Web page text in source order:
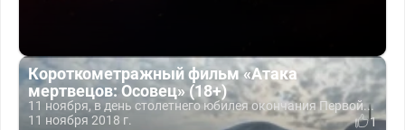
Короткометражный фильм «Атака
мертвецов: Осовец» (18+)
11 ноября, в день столетнего юбилея окончания Первой...
11 ноября 2018 г.
1